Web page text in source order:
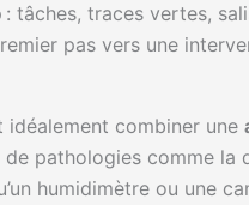
tâches, traces vertes,
pas vers une
idéalement combiner une
pathologies comme la
humidimètre ou une